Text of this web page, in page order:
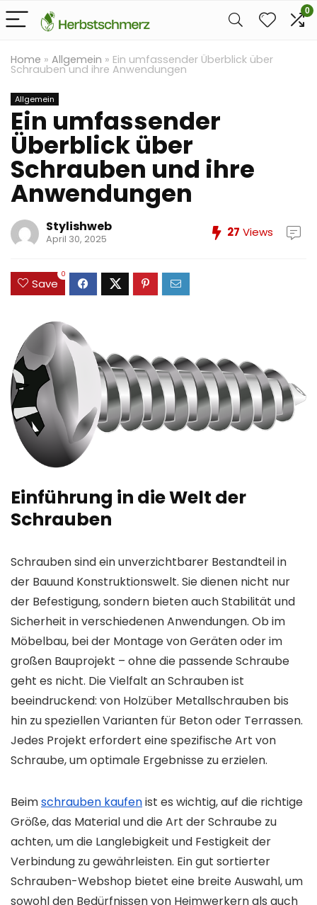
0
Home » Allgemein » Ein umfassender Überblick über
Schrauben und ihre Anwendungen
Allgemein
Ein umfassender
Überblick über
Schrauben und ihre
Anwendungen
Stylishweb
April 30, 2025 27 Views
Save
0
Einführung in die Welt der
Schrauben
Schrauben sind ein unverzichtbarer Bestandteil in
der Bauund Konstruktionswelt. Sie dienen nicht nur
der Befestigung, sondern bieten auch Stabilität und
Sicherheit in verschiedenen Anwendungen. Ob im
Möbelbau, bei der Montage von Geräten oder im
großen Bauprojekt – ohne die passende Schraube
geht es nicht. Die Vielfalt an Schrauben ist
beeindruckend: von Holzüber Metallschrauben bis
hin zu speziellen Varianten für Beton oder Terrassen.
Jedes Projekt erfordert eine spezifische Art von
Schraube, um optimale Ergebnisse zu erzielen.
Beimschrauben kaufenist es wichtig, auf die richtige
Größe, das Material und die Art der Schraube zu
achten, um die Langlebigkeit und Festigkeit der
Verbindung zu gewährleisten. Ein gut sortierter
Schrauben-Webshop bietet eine breite Auswahl, um
sowohl den Bedürfnissen von Heimwerkern als auch